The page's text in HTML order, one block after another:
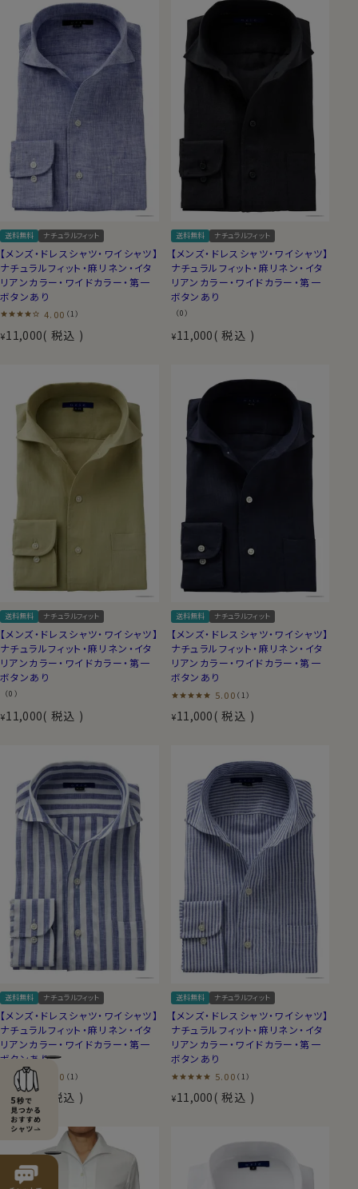
送料無料 ナチュラルフィット
【メンズ・ドレスシャツ・ワイシャツ】
ナチュラルフィット・麻リネン・イタ
リアンカラー・ワイドカラー・第一
ボタンあり
4.00 （1）
¥11,000 税込
送料無料 ナチュラルフィット
【メンズ・ドレスシャツ・ワイシャツ】
ナチュラルフィット・麻リネン・イタ
リアンカラー・ワイドカラー・第一
ボタンあり
（0）
¥11,000 税込
送料無料 ナチュラルフィット
【メンズ・ドレスシャツ・ワイシャツ】
ナチュラルフィット・麻リネン・イタ
リアンカラー・ワイドカラー・第一
ボタンあり
（0）
¥11,000 税込
送料無料 ナチュラルフィット
【メンズ・ドレスシャツ・ワイシャツ】
ナチュラルフィット・麻リネン・イタ
リアンカラー・ワイドカラー・第一
ボタンあり
5.00 （1）
¥11,000 税込
送料無料 ナチュラルフィット
【メンズ・ドレスシャツ・ワイシャツ】
ナチュラルフィット・麻リネン・イタ
リアンカラー・ワイドカラー・第一
ボタンあり
5.00 （1）
11,000 税込
送料無料 ナチュラルフィット
【メンズ・ドレスシャツ・ワイシャツ】
ナチュラルフィット・麻リネン・イタ
リアンカラー・ワイドカラー・第一
ボタンあり
5.00 （1）
¥11,000 税込